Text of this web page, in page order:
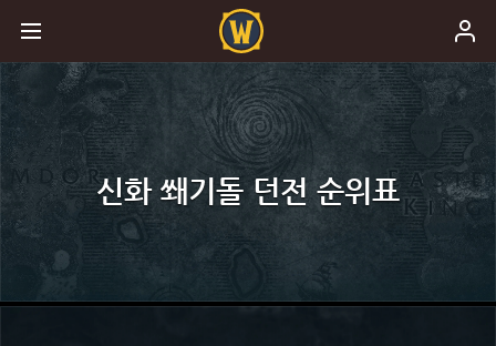
신화 쐐기돌 던전 순위표